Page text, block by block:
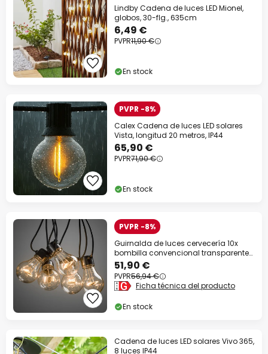
Lindby Cadena de luces LED Mionel,
globos, 30-flg., 635cm
6,49 €
PVPR11,90 €
En stock
PVPR -8%
Calex Cadena de luces LED solares
Vista, longitud 20 metros, IP44
65,90 €
PVPR71,90 €
En stock
PVPR -8%
Guirnalda de luces cervecería 10x
bombilla convencional transparente
ámbar
51,90 €
PVPR56,94 €
Ficha técnica del producto
En stock
Cadena de luces LED solares Vivo 365,
8 luces IP44